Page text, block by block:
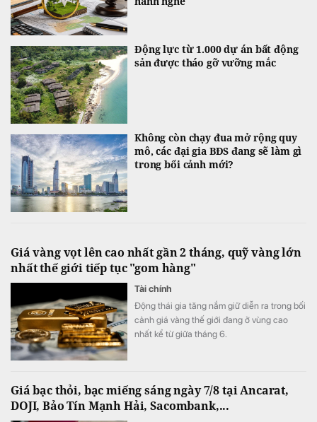
Động lực từ 1.000 dự án bất động
sản được tháo gỡ vưỡng mắc
Không còn chạy đua mở rộng quy
mô, các đại gia BĐS đang sẽ làm gì
trong bối cảnh mới?
Giá vàng vọt lên cao nhất gần 2 tháng, quỹ vàng lớn
nhất thế giới tiếp tục "gom hàng"
Tài chính
Động thái gia tăng nắm giữ diễn ra trong bối
cảnh giá vàng thế giới đang ở vùng cao
nhất kể từ giữa tháng 6.
Giá bạc thỏi, bạc miếng sáng ngày 7/8 tại Ancarat,
DOJI, Bảo Tín Mạnh Hải, Sacombank,...